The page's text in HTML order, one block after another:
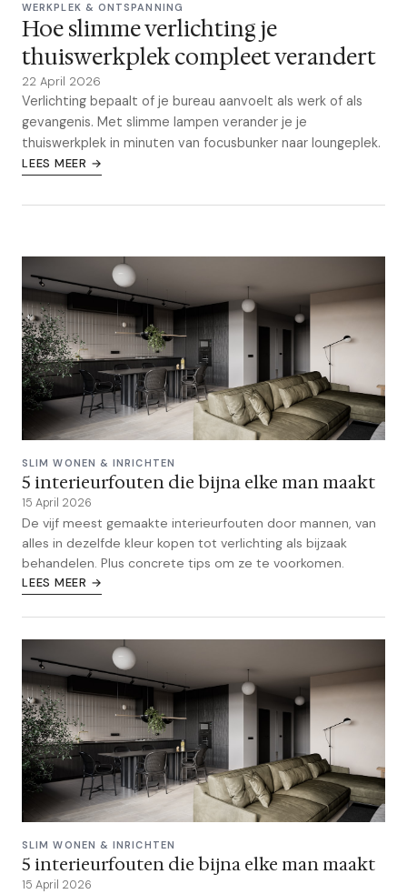
WERKPLEK & ONTSPANNING
Hoe slimme verlichting je
thuiswerkplek compleet verandert
22 April 2026
Verlichting bepaalt of je bureau aanvoelt als werk of als
gevangenis. Met slimme lampen verander je je
thuiswerkplek in minuten van focusbunker naar loungeplek.
LEES MEER →
SLIM WONEN & INRICHTEN
5 interieurfouten die bijna elke man maakt
15 April 2026
De vijf meest gemaakte interieurfouten door mannen, van
alles in dezelfde kleur kopen tot verlichting als bijzaak
behandelen. Plus concrete tips om ze te voorkomen.
LEES MEER →
SLIM WONEN & INRICHTEN
5 interieurfouten die bijna elke man maakt
15 April 2026